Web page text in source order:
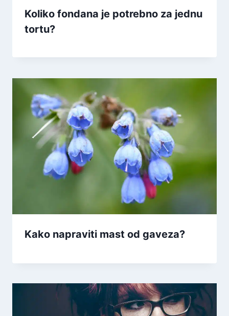
Koliko fondana je potrebno za jednu
tortu?
Kako napraviti mast od gaveza?